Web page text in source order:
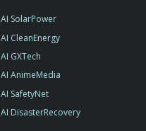
AI SolarPower
AI CleanEnergy
AI GXTech
AI AnimeMedia
AI SafetyNet
AI DisasterRecovery